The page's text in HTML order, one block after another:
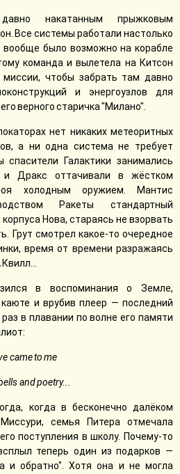
накатанным прыжковым
Все системы работали настолько
вообще было возможно на корабле
команда и вылетела на Китсон
чтобы забрать там давно
и энергоузлов для
верного старичка "Милано".
нет никаких метеоритных
а ни одна система не требует
Галактики занимались
Дракс оттачивали в жёстком
холодным оружием. Мантис
Ракеты стандартный
Нова, стараясь не взорвать
Грут смотрел какое-то очередное
время от времени разражаясь
в воспоминания о Земле,
и врубив плеер — последний
в плавании по волне его памяти
came to me
and poetry...
когда в бесконечно далёком
семья Питера отмечала
поступления в школу. Почему-то
теперь один из подарков —
и обратно". Хотя она и не могла